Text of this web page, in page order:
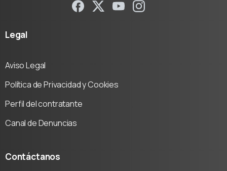
Legal
Aviso Legal
Política de Privacidad y Cookies
Perfil del contratante
Canal de Denuncias
Contáctanos